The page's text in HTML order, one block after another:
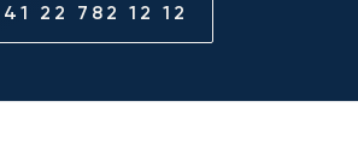
22 782 12 12